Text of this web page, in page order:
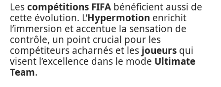
Lescompétitions FIFA bénéficient aussi de
cette évolution. L’Hypermotion enrichit
l’immersion et accentue la sensation de
contrôle, un point crucial pour les
compétiteurs acharnés et les joueurs qui
visent l’excellence dans le mode Ultimate
Team.